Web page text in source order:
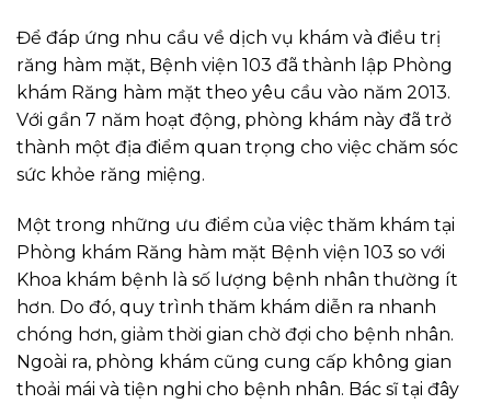
Để đáp ứng nhu cầu về dịch vụ khám và điều trị
răng hàm mặt, Bệnh viện 103 đã thành lập Phòng
khám Răng hàm mặt theo yêu cầu vào năm 2013.
Với gần 7 năm hoạt động, phòng khám này đã trở
thành một địa điểm quan trọng cho việc chăm sóc
sức khỏe răng miệng.
Một trong những ưu điểm của việc thăm khám tại
Phòng khám Răng hàm mặt Bệnh viện 103 so với
Khoa khám bệnh là số lượng bệnh nhân thường ít
hơn. Do đó, quy trình thăm khám diễn ra nhanh
chóng hơn, giảm thời gian chờ đợi cho bệnh nhân.
Ngoài ra, phòng khám cũng cung cấp không gian
thoải mái và tiện nghi cho bệnh nhân. Bác sĩ tại đây